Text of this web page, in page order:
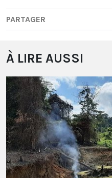
PARTAGER
À LIRE AUSSI